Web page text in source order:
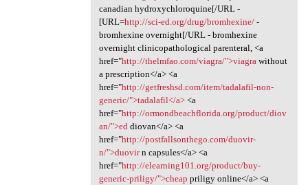
canadian hydroxychloroquine[/URL -
[URL=http://sci-ed.org/drug/bromhexine/-
bromhexine overnight[/URL - bromhexine
overnight clinicopathological parenteral, <a
href="http://thelmfao.com/viagra/">viagrawithout
a prescription</a> <a
href="http://getfreshsd.com/item/tadalafil-non-
generic/">tadalafil</a><a
href="http://ormondbeachflorida.org/product/diov
an/">eddiovan</a> <a
href="http://postfallsonthego.com/duovir-
n/">duovirn capsules</a> <a
href="http://elearning101.org/product/buy-
generic-priligy/">cheap priligy online</a> <a